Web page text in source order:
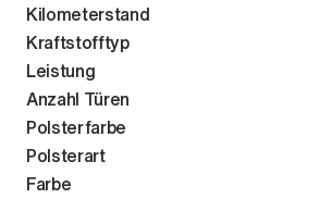
Kilometerstand
Kraftstofftyp
Leistung
Anzahl Türen
Polsterfarbe
Polsterart
Farbe